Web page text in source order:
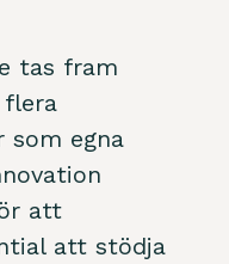
tas fram
flera
som egna
att
att stödja